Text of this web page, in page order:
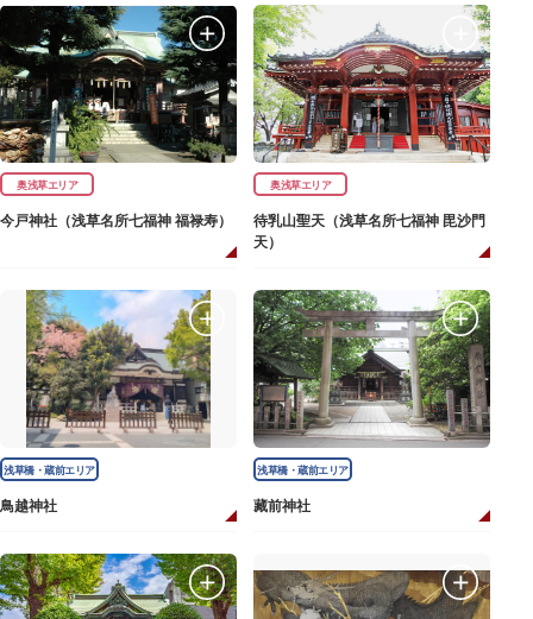
奥浅草エリア
今戸神社（浅草名所七福神 福禄寿）
奥浅草エリア
待乳山聖天（浅草名所七福神 毘沙門
天）
浅草橋・蔵前エリア
鳥越神社
浅草橋・蔵前エリア
藏前神社